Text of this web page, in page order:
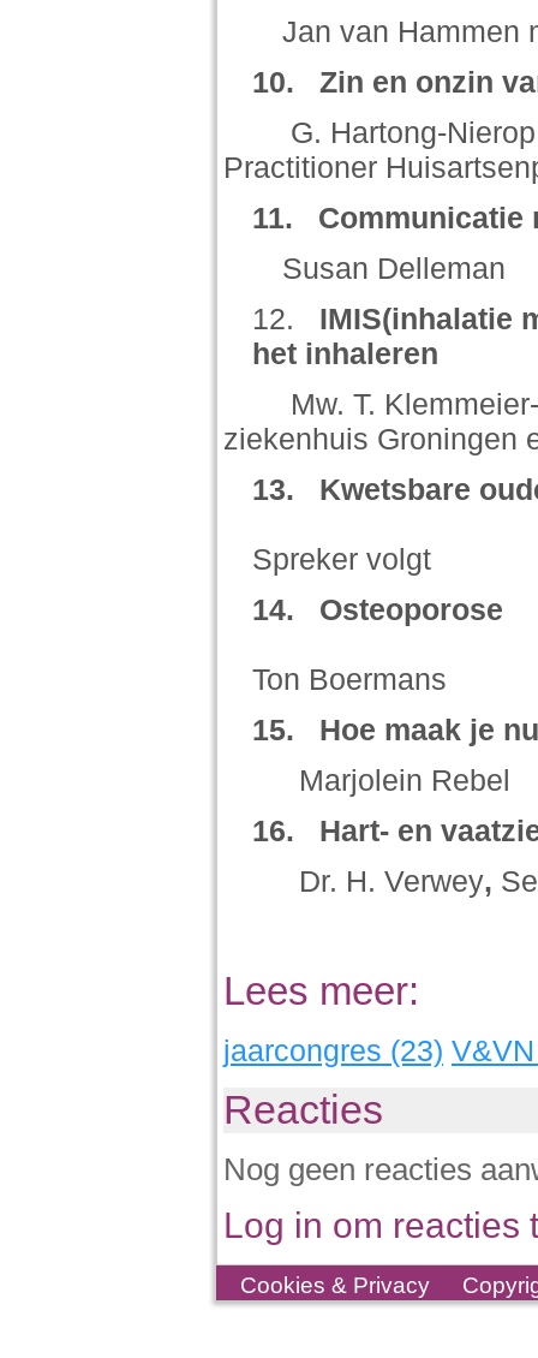
Jan van Hammen
10. Zin en onzin
G. Hartong-Nierop,
Practitioner
11. Communicatie
Susan Delleman
12. IMIS(inhalatie
het inhaleren
Mw. T. Klemmeier-
ziekenhuis Groningen
13. Kwetsbare
Spreker volgt
14. Osteoporose
Ton Boermans
15. Hoe maak je
Marjolein Rebel
16. Hart- en
Dr. H. Verwey,
Lees meer:
jaarcongres (23)
Reacties
Nog geen reacties
Log in om reacties
Cookies & Privacy